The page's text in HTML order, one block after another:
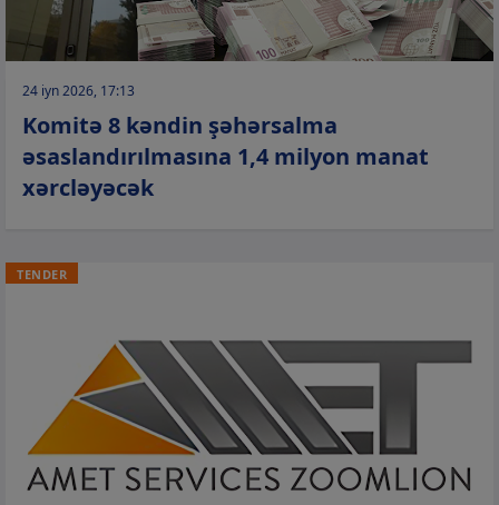
24 iyn 2026, 17:13
Komitə 8 kəndin şəhərsalma
əsaslandırılmasına 1,4 milyon manat
xərcləyəcək
TENDER